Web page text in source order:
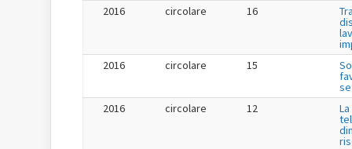
2016
circolare 16
2016
circolare 15
2016
circolare 12